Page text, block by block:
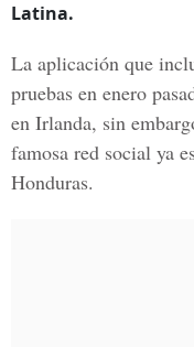
Latina.
La aplicación que
pruebas en enero
en Irlanda, sin
famosa red social ya
Honduras.